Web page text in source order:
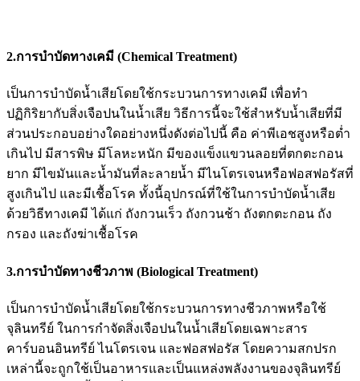
2.การบำบัดทางเคมี (Chemical Treatment)
เป็นการบำบัดน้ำเสียโดยใช้กระบวนการทางเคมี เพื่อทำ
ปฏิกิริยากับสิ่งเจือปนในน้ำเสีย วิธีการนี้จะใช้สำหรับน้ำเสียที่มี
ส่วนประกอบอย่างใดอย่างหนึ่งดังต่อไปนี้ คือ ค่าพีเอชสูงหรือต่ำ
เกินไป มีสารพิษ มีโลหะหนัก มีของแข็งแขวนลอยที่ตกตะกอน
ยาก มีไขมันและน้ำมันที่ละลายน้ำ มีไนโตรเจนหรือฟอสฟอรัสที่
สูงเกินไป และมีเชื้อโรค ทั้งนี้อุปกรณ์ที่ใช้ในการบำบัดน้ำเสีย
ด้วยวิธีทางเคมี ได้แก่ ถังกวนเร็ว ถังกวนช้า ถังตกตะกอน ถัง
กรอง และถังฆ่าเชื้อโรค
3.การบำบัดทางชีวภาพ (Biological Treatment)
เป็นการบำบัดน้ำเสียโดยใช้กระบวนการทางชีวภาพหรือใช้
จุลินทรีย์ ในการกำจัดสิ่งเจือปนในน้ำเสียโดยเฉพาะสาร
คาร์บอนอินทรีย์ ไนโตรเจน และฟอสฟอรัส โดยความสกปรก
เหล่านี้จะถูกใช้เป็นอาหารและเป็นแหล่งพลังงานของจุลินทรีย์